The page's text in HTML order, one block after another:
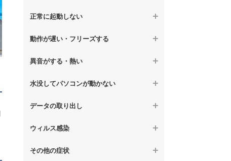
【デスクトップPC】マザーボード交換
【ノートパソコン】画面の割れ・破損
正常に起動しない
【ノートパソコン】電源を押しても反応が
【ノートパソコン】電源を押しても何も表
が固まる
り返す
【ノートパソコン】修復モードから復旧で
動作が遅い・フリーズする
【ノートパソコン】操作中の動作が重い
題
異音がする・熱い
【ノートパソコン】パソコンから異音がす
【ノートパソコン】パソコン本体が熱い
【ノートパソコン】異音や熱に関するその
水没してパソコンが動かない
【ノートパソコン】水没してパソコンが動
データの取り出し
【ノートパソコン】起動しないPCのデータ
【ノートパソコン】ログインできないPCの
ウィルス感染
【ノートパソコン】特定のプログラムを削
その他の症状